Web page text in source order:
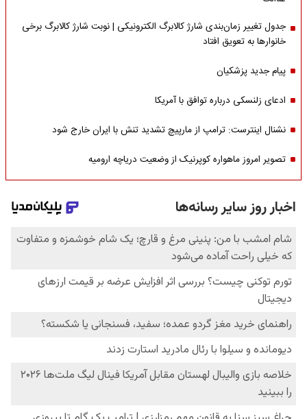
جدول تغییر زمان‌بندی شارژ کالابرگ الکترونیکی | نوبت شارژ کالابرگ برخی
خانوارها به تعویق افتاد
پیام جدید پزشکیان
ادعای زلنسکی درباره توافق با آمریکا
نشنال اینترست: ترامپ از مارپیچ تشدید تنش با ایران خارج شود
تصویر امروز ماهواره کوپرنیک از وضعیت دریاچه ارومیه